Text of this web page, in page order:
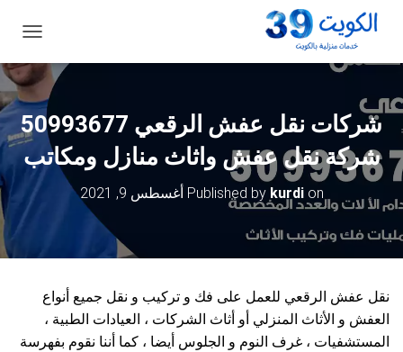
ب
د
ي
ل
ا
ت
ق
ل
شركات نقل عفش الرقعي 50993677
شركة نقل عفش واثاث منازل ومكاتب
Published by kurdion أغسطس 9, 2021
نقل عفش الرقعي للعمل على فك و تركيب و نقل جميع أنواع
العفش و الأثاث المنزلي أو أثاث الشركات ، العيادات الطبية ،
المستشفيات ، غرف النوم و الجلوس أيضا ، كما أننا نقوم بفهرسة